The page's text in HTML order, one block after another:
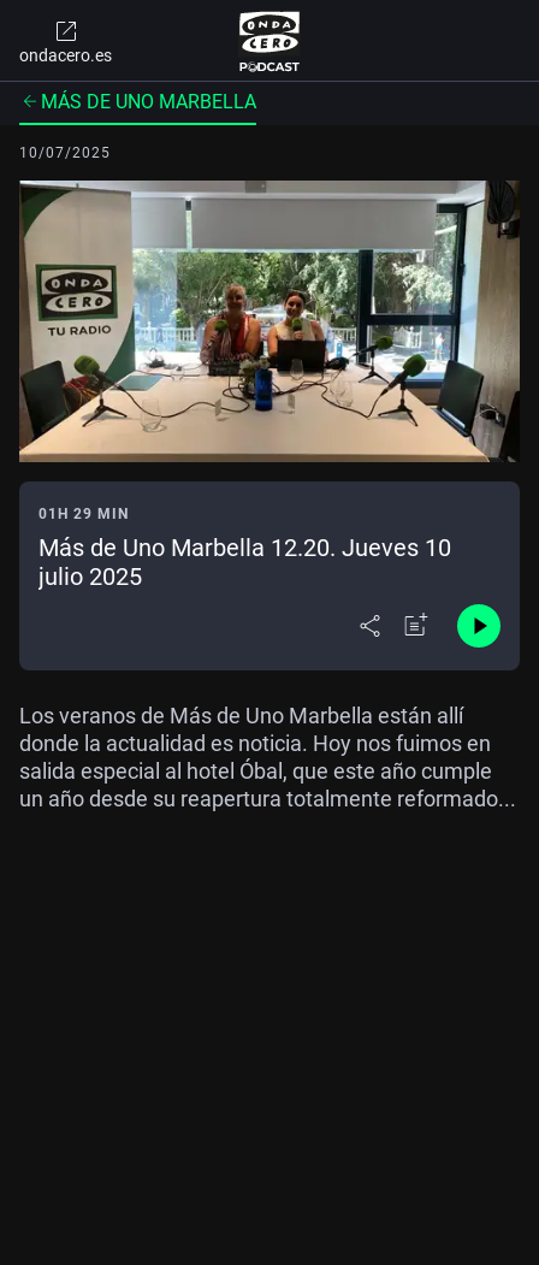
ondacero.es
MÁS DE UNO MARBELLA
10/07/2025
01H 29 MIN
Más de Uno Marbella 12.20. Jueves 10
julio 2025
Los veranos de Más de Uno Marbella están allí
donde la actualidad es noticia. Hoy nos fuimos en
salida especial al hotel Óbal, que este año cumple
un año desde su reapertura totalmente reformado...